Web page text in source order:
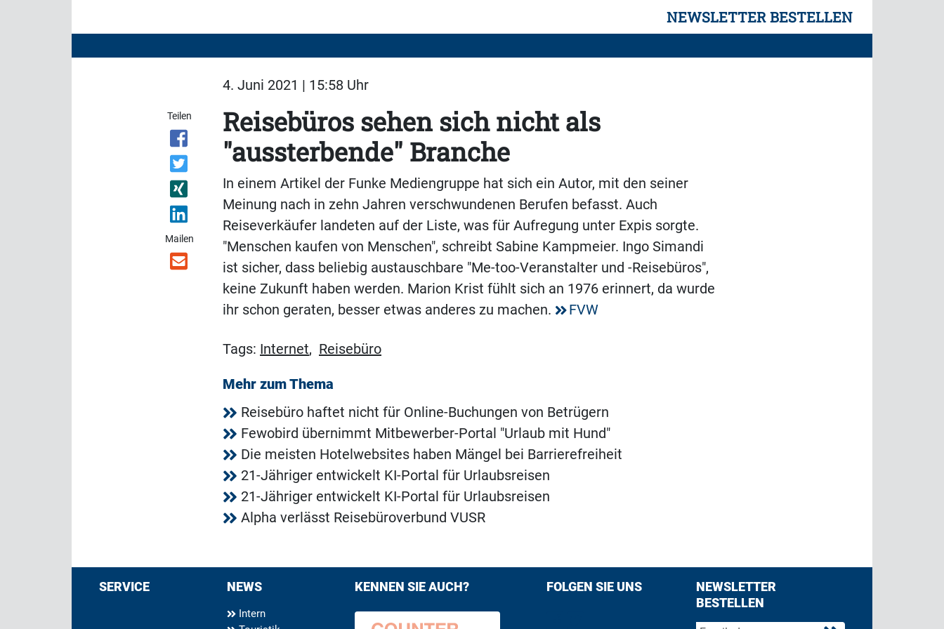
NEWSLETTER BESTELLEN
4. Juni 2021 | 15:58 Uhr
Teilen
Mailen
Reisebüros sehen sich nicht als
"aussterbende" Branche
In einem Artikel der Funke Mediengruppe hat sich ein Autor, mit den seiner
Meinung nach in zehn Jahren verschwundenen Berufen befasst. Auch
Reiseverkäufer landeten auf der Liste, was für Aufregung unter Expis sorgte.
"Menschen kaufen von Menschen", schreibt Sabine Kampmeier. Ingo Simandi
ist sicher, dass beliebig austauschbare "Me-too-Veranstalter und -Reisebüros",
keine Zukunft haben werden. Marion Krist fühlt sich an 1976 erinnert, da wurde
ihr schon geraten, besser etwas anderes zu machen.
FVW
Tags: Internet, Reisebüro
Mehr zum Thema
Reisebüro haftet nicht für Online-Buchungen von Betrügern
Fewobird übernimmt Mitbewerber-Portal "Urlaub mit Hund"
Die meisten Hotelwebsites haben Mängel bei Barrierefreiheit
21-Jähriger entwickelt KI-Portal für Urlaubsreisen
21-Jähriger entwickelt KI-Portal für Urlaubsreisen
Alpha verlässt Reisebüroverbund VUSR
SERVICE NEWS
Intern
KENNEN SIE AUCH? FOLGEN SIE UNS
NEWSLETTER
BESTELLEN